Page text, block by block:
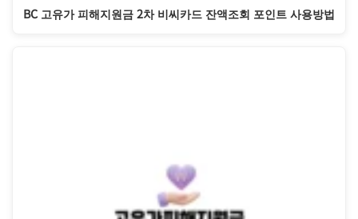
BC 고유가 피해지원금 2차 비씨카드 잔액조회 포인트 사용방법